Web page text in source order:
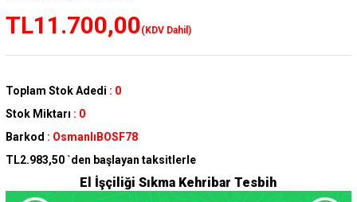
TL11.700,00(KDV Dahil)
Toplam Stok Adedi : 0
Stok Miktarı : 0
Barkod : OsmanlıBOSF78
TL2.983,50 `den başlayan taksitlerle
El İşçiliği Sıkma Kehribar Tesbih